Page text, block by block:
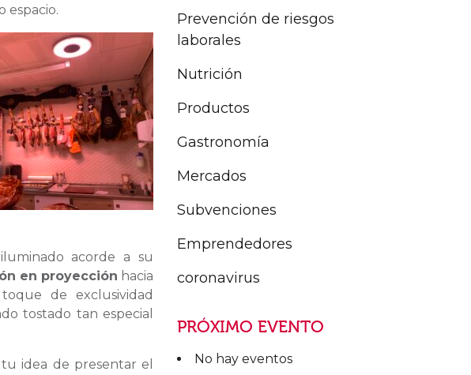
espacio.
acorde a su
en proyección hacia
de exclusividad
tostado tan especial
idea de presentar el
Prevención de riesgos
laborales
Nutrición
Productos
Gastronomía
Mercados
Subvenciones
Emprendedores
coronavirus
PRÓXIMO EVENTO
No hay eventos